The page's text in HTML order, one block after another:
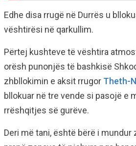
Edhe disa rrugë në Durrës u
vështirësi në qarkullim.
Përtej kushteve të vështira
orësh punonjës të bashkisë
zhbllokimin e aksit rrugor Theth-
bllokuar në tre vende si pasojë e
rrëshqitjes së gurëve.
Deri më tani, është bërë i mundur